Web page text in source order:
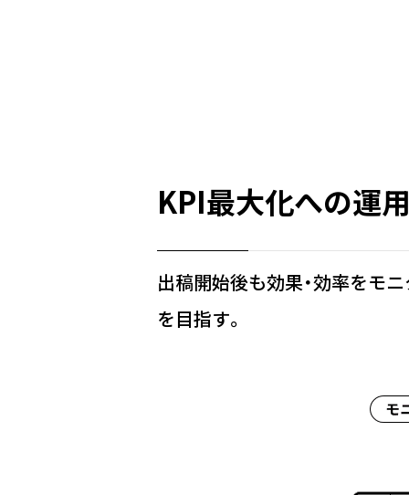
KPI最大化への運
出稿開始後も効果・効率をモ
を目指す。